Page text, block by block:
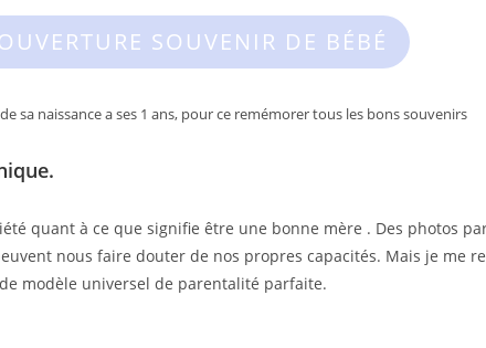
SOUVENIR DE BÉBÉ
sa naissance a ses 1 ans, pour ce remémorer tous les bons souvenirs
quant à ce que signifie être une bonne mère . Des photos
nous faire douter de nos propres capacités. Mais je me
modèle universel de parentalité parfaite.